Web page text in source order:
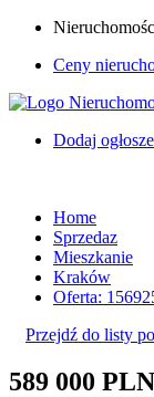
Ceny
Dodaj
Home
Sprzedaz
Mieszkanie
Kraków
Oferta:
Przejdź do listy
589 000 PLN